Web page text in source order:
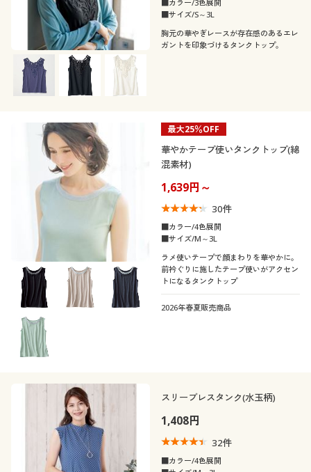
■カラー/3色展開
■サイズ/S～3L
胸元の華やぎレースが存在感のあるエレ
ガントを印象づけるタンクトップ。
最大25％OFF
華やかテープ使いタンクトップ(綿
混素材)
1,639円～
30件
■カラー/4色展開
■サイズ/M～3L
ラメ使いテープで顔まわりを華やかに。
前衿ぐりに施したテープ使いがアクセン
トになるタンクトップ
2026年春夏販売商品
スリーブレスタンク(水玉柄)
1,408円
32件
■カラー/4色展開